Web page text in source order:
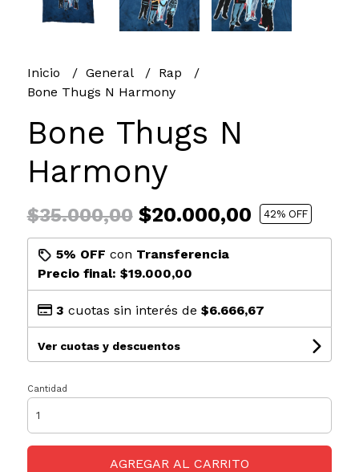
Inicio General
Rap
Bone Thugs N Harmony
Bone Thugs N
Harmony
$35.000,00$20.000,00 42% OFF
5% OFF con Transferencia
Precio final: $19.000,00
3 cuotas sin interés de $6.666,67
Ver cuotas y descuentos
Cantidad
AGREGAR AL CARRITO